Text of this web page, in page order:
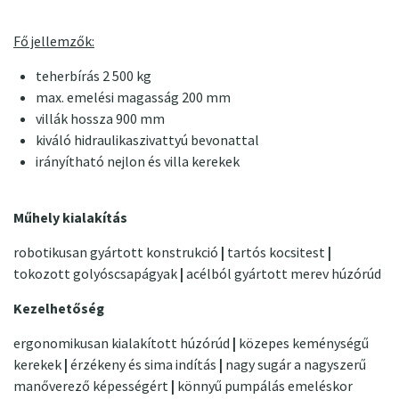
Fő jellemzők:
teherbírás 2 500 kg
max. emelési magasság 200 mm
villák hossza 900 mm
kiváló hidraulikaszivattyú bevonattal
irányítható nejlon és villa kerekek
Műhely kialakítás
robotikusan gyártott konstrukció | tartós kocsitest |
tokozott golyóscsapágyak|acélból gyártott merev húzórúd
Kezelhetőség
ergonomikusan kialakított húzórúd | közepes keménységű
kerekek|érzékeny és sima indítás | nagy sugár a nagyszerű
manőverező képességért | könnyű pumpálás emeléskor